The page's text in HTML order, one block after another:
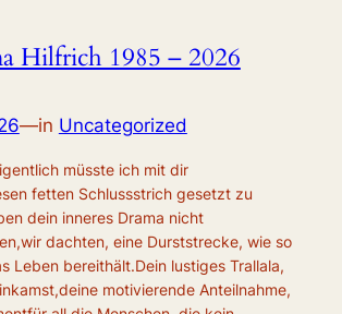
Hilfrich 1985 – 2026
—in Uncategorized
müsste ich mit dir
fetten Schlussstrich gesetzt zu
dein inneres Drama nicht
dachten, eine Durststrecke, wie so
Leben bereithält.Dein lustiges Trallala,
motivierende Anteilnahme,